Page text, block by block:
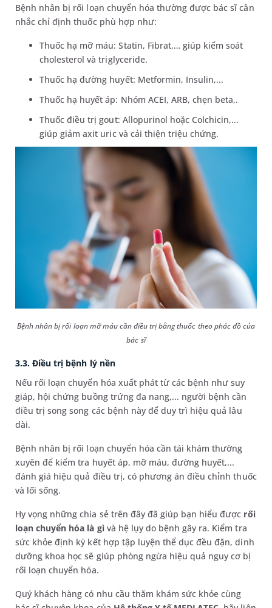
Bệnh nhân bị rối loạn chuyển hóa thường được bác sĩ cân
nhắc chỉ định thuốc phù hợp như:
Thuốc hạ mỡ máu: Statin, Fibrat,… giúp kiểm soát
cholesterol và triglyceride.
Thuốc hạ đường huyết: Metformin, Insulin,...
Thuốc hạ huyết áp: Nhóm ACEI, ARB, chẹn beta,.
Thuốc điều trị gout: Allopurinol hoặc Colchicin,...
giúp giảm axit uric và cải thiện triệu chứng.
Bệnh nhân bị rối loạn mỡ máu cần điều trị bằng thuốc theo phác đồ của
bác sĩ
3.3. Điều trị bệnh lý nền
Nếu rối loạn chuyển hóa xuất phát từ các bệnh như suy
giáp, hội chứng buồng trứng đa nang,... người bệnh cần
điều trị song song các bệnh này để duy trì hiệu quả lâu
dài.
Bệnh nhân bị rối loạn chuyển hóa cần tái khám thường
xuyên để kiểm tra huyết áp, mỡ máu, đường huyết,...
đánh giá hiệu quả điều trị, có phương án điều chỉnh thuốc
và lối sống.
Hy vọng những chia sẻ trên đây đã giúp bạn hiểu được rối
loạn chuyển hóa là gì và hệ lụy do bệnh gây ra. Kiểm tra
sức khỏe định kỳ kết hợp tập luyện thể dục đều đặn, dinh
dưỡng khoa học sẽ giúp phòng ngừa hiệu quả nguy cơ bị
rối loạn chuyển hóa.
Quý khách hàng có nhu cầu thăm khám sức khỏe cùng